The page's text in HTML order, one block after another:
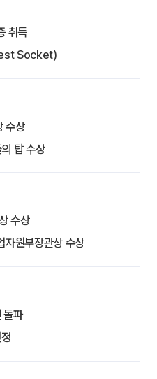
취득
Socket)
수상
탑 수상
수상
자원부장관상 수상
파